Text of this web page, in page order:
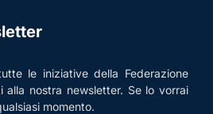
le iniziative della Federazione
alla nostra newsletter. Se lo vorrai
momento.